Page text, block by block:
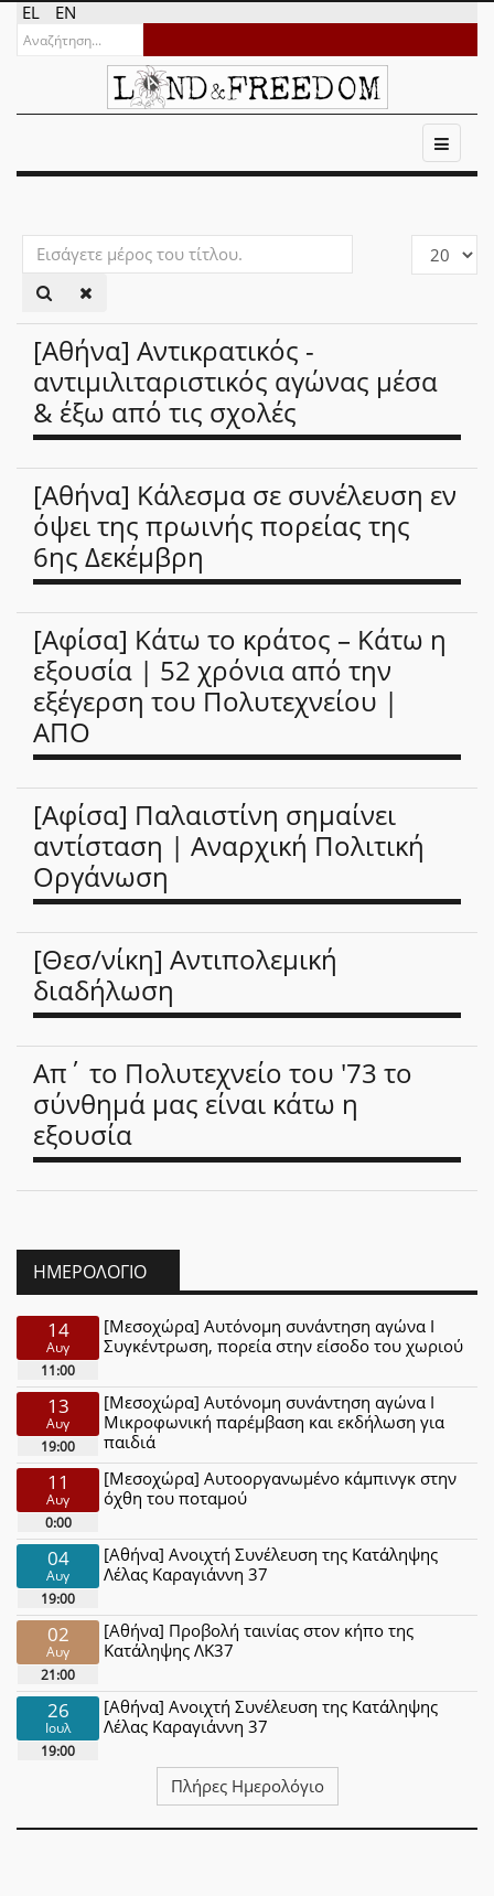
EL EN
Εισάγετε
μέρος
του
τίτλου.
Εμφάνιση
[Αθήνα] Αντικρατικός -
αντιμιλιταριστικός αγώνας μέσα
& έξω από τις σχολές
[Αθήνα] Κάλεσμα σε συνέλευση εν
όψει της πρωινής πορείας της
6ης Δεκέμβρη
[Αφίσα] Κάτω το κράτος – Κάτω η
εξουσία | 52 χρόνια από την
εξέγερση του Πολυτεχνείου |
ΑΠΟ
[Αφίσα] Παλαιστίνη σημαίνει
αντίσταση | Αναρχική Πολιτική
Οργάνωση
[Θεσ/νίκη] Αντιπολεμική
διαδήλωση
Απ΄ το Πολυτεχνείο του '73 το
σύνθημά μας είναι κάτω η
εξουσία
ΗΜΕΡΟΛΌΓΙΟ
14
Αυγ
11:00
[Μεσοχώρα] Αυτόνομη συνάντηση αγώνα Ι
Συγκέντρωση, πορεία στην είσοδο του χωριού
13
Αυγ
19:00
[Μεσοχώρα] Αυτόνομη συνάντηση αγώνα Ι
Μικροφωνική παρέμβαση και εκδήλωση για
παιδιά
11
Αυγ
0:00
[Μεσοχώρα] Αυτοοργανωμένο κάμπινγκ στην
όχθη του ποταμού
04
Αυγ
19:00
[Αθήνα] Ανοιχτή Συνέλευση της Κατάληψης
Λέλας Καραγιάννη 37
02
Αυγ
21:00
[Αθήνα] Προβολή ταινίας στον κήπο της
Κατάληψης ΛΚ37
26
Ιουλ
19:00
[Αθήνα] Ανοιχτή Συνέλευση της Κατάληψης
Λέλας Καραγιάννη 37
Πλήρες Ημερολόγιο